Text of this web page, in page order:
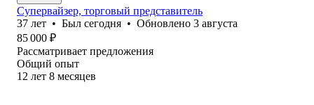
Супервайзер, торговый представитель
37 лет • Был сегодня • Обновлено 3 августа
85 000 ₽
Рассматривает предложения
Общий опыт
12 лет 8 месяцев